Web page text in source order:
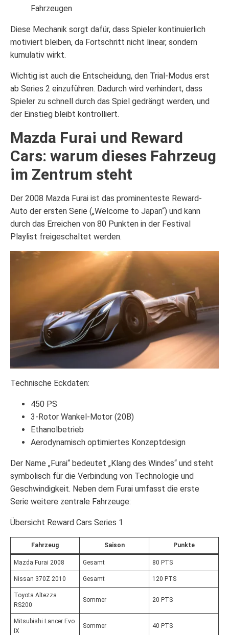
Fahrzeugen
Diese Mechanik sorgt dafür, dass Spieler kontinuierlich
motiviert bleiben, da Fortschritt nicht linear, sondern
kumulativ wirkt.
Wichtig ist auch die Entscheidung, den Trial-Modus erst
ab Series 2 einzuführen. Dadurch wird verhindert, dass
Spieler zu schnell durch das Spiel gedrängt werden, und
der Einstieg bleibt kontrolliert.
Mazda Furai und Reward
Cars: warum dieses Fahrzeug
im Zentrum steht
Der 2008 Mazda Furai ist das prominenteste Reward-
Auto der ersten Serie („Welcome to Japan“) und kann
durch das Erreichen von 80 Punkten in der Festival
Playlist freigeschaltet werden.
Technische Eckdaten:
450 PS
3-Rotor Wankel-Motor (20B)
Ethanolbetrieb
Aerodynamisch optimiertes Konzeptdesign
Der Name „Furai“ bedeutet „Klang des Windes“ und steht
symbolisch für die Verbindung von Technologie und
Geschwindigkeit. Neben dem Furai umfasst die erste
Serie weitere zentrale Fahrzeuge:
Übersicht Reward Cars Series 1
Fahrzeug Saison Punkte
Mazda Furai 2008 Gesamt 80 PTS
Nissan 370Z 2010 Gesamt 120 PTS
Toyota Altezza
RS200
Sommer 20 PTS
Mitsubishi Lancer Evo
IX
Sommer 40 PTS